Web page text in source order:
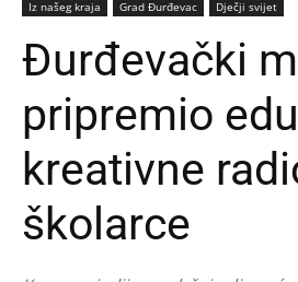
Iz našeg kraja Grad Đurđevac Dječji svijet
Đurđevački
pripremio
kreativne
školarce